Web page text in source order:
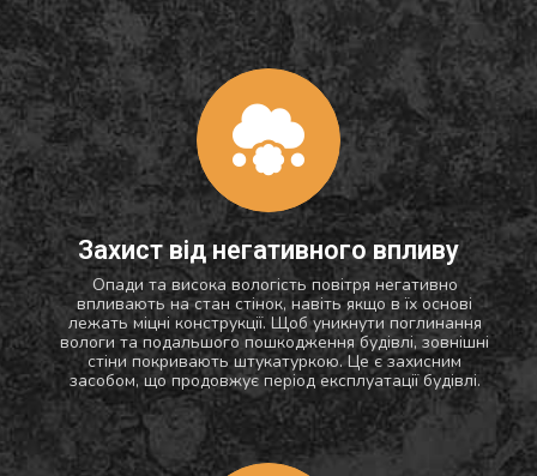
Захист від негативного впливу
Опади та висока вологість повітря негативно
впливають на стан стінок, навіть якщо в їх основі
лежать міцні конструкції. Щоб уникнути поглинання
вологи та подальшого пошкодження будівлі, зовнішні
стіни покривають штукатуркою. Це є захисним
засобом, що продовжує період експлуатації будівлі.